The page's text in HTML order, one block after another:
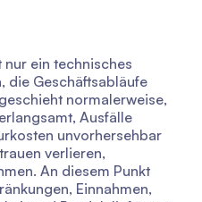
ein technisches
die Geschäftsabläufe
normalerweise,
Ausfälle
unvorhersehbar
verlieren,
An diesem Punkt
Einnahmen,